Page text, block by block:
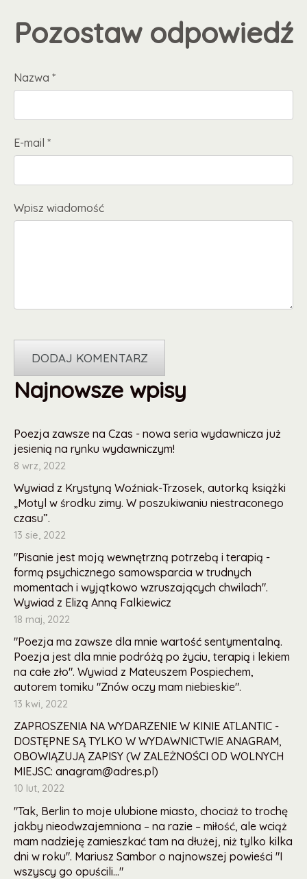
Najnowsze wpisy
Poezja zawsze na Czas - nowa seria wydawnicza już
jesienią na rynku wydawniczym!
8 wrz, 2022
Wywiad z Krystyną Woźniak-Trzosek, autorką książki
„Motyl w środku zimy. W poszukiwaniu niestraconego
czasu”.
13 sie, 2022
"Pisanie jest moją wewnętrzną potrzebą i terapią -
formą psychicznego samowsparcia w trudnych
momentach i wyjątkowo wzruszających chwilach".
Wywiad z Elizą Anną Falkiewicz
18 maj, 2022
"Poezja ma zawsze dla mnie wartość sentymentalną.
Poezja jest dla mnie podróżą po życiu, terapią i lekiem
na całe zło". Wywiad z Mateuszem Pospiechem,
autorem tomiku "Znów oczy mam niebieskie".
13 kwi, 2022
ZAPROSZENIA NA WYDARZENIE W KINIE ATLANTIC -
DOSTĘPNE SĄ TYLKO W WYDAWNICTWIE ANAGRAM,
OBOWIĄZUJĄ ZAPISY (W ZALEŻNOŚCI OD WOLNYCH
MIEJSC: anagram@adres.pl)
10 lut, 2022
"Tak, Berlin to moje ulubione miasto, chociaż to trochę
jakby nieodwzajemniona – na razie – miłość, ale wciąż
mam nadzieję zamieszkać tam na dłużej, niż tylko kilka
dni w roku". Mariusz Sambor o najnowszej powieści "I
wszyscy go opuścili..."
Pozostaw odpowiedź
Nazwa *
E-mail *
Wpisz wiadomość